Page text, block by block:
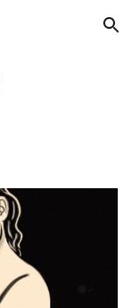
Skip to navigation